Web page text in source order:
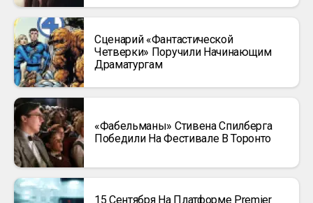
Сценарий «Фантастической
Четверки» Поручили Начинающим
Драматургам
«Фабельманы» Стивена Спилберга
Победили На Фестивале В Торонто
15 Сентября На Платформе Premier